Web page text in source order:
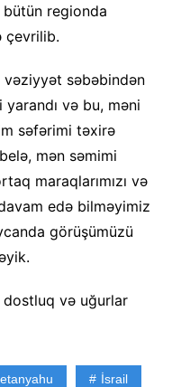
bütün regionda
çevrilib.
səbəbindən
və bu, məni
səfərimi təxirə
mən səmimi
maraqlarımızı və
edə bilməyimiz
görüşümüzü
dostluq və uğurlar
İsrail